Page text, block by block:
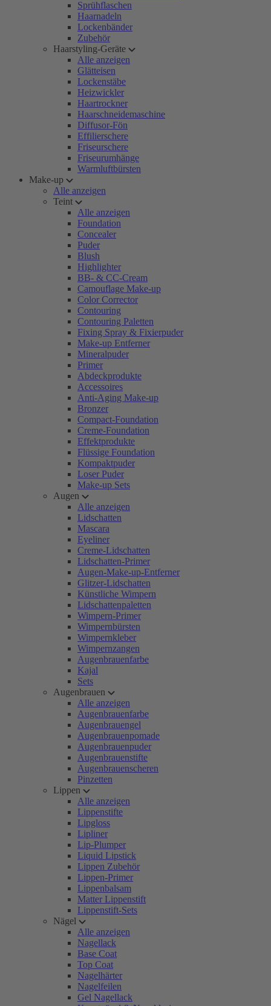
Sprühflaschen
Haarnadeln
Lockenbänder
Zubehör
Haarstyling-Geräte
Alle anzeigen
Glätteisen
Lockenstäbe
Heizwickler
Haartrockner
Haarschneidemaschine
Diffusor-Fön
Effilierschere
Friseurschere
Friseurumhänge
Warmluftbürsten
Make-up
Alle anzeigen
Teint
Alle anzeigen
Foundation
Concealer
Puder
Blush
Highlighter
BB- & CC-Cream
Camouflage Make-up
Color Corrector
Contouring
Contouring Paletten
Fixing Spray & Fixierpuder
Make-up Entferner
Mineralpuder
Primer
Abdeckprodukte
Accessoires
Anti-Aging Make-up
Bronzer
Compact-Foundation
Creme-Foundation
Effektprodukte
Flüssige Foundation
Kompaktpuder
Loser Puder
Make-up Sets
Augen
Alle anzeigen
Lidschatten
Mascara
Eyeliner
Creme-Lidschatten
Lidschatten-Primer
Augen-Make-up-Entferner
Glitzer-Lidschatten
Künstliche Wimpern
Lidschattenpaletten
Wimpern-Primer
Wimpernbürsten
Wimpernkleber
Wimpernzangen
Augenbrauenfarbe
Kajal
Sets
Augenbrauen
Alle anzeigen
Augenbrauenfarbe
Augenbrauengel
Augenbrauenpomade
Augenbrauenpuder
Augenbrauenstifte
Augenbrauenscheren
Pinzetten
Lippen
Alle anzeigen
Lippenstifte
Lipgloss
Lipliner
Lip-Plumper
Liquid Lipstick
Lippen Zubehör
Lippen-Primer
Lippenbalsam
Matter Lippenstift
Lippenstift-Sets
Nägel
Alle anzeigen
Nagellack
Base Coat
Top Coat
Nagelhärter
Nagelfeilen
Gel Nagellack